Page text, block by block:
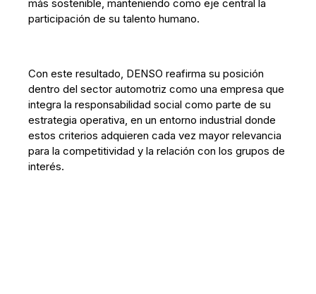
más sostenible, manteniendo como eje central la
participación de su talento humano.
Con este resultado, DENSO reafirma su posición
dentro del sector automotriz como una empresa que
integra la responsabilidad social como parte de su
estrategia operativa, en un entorno industrial donde
estos criterios adquieren cada vez mayor relevancia
para la competitividad y la relación con los grupos de
interés.